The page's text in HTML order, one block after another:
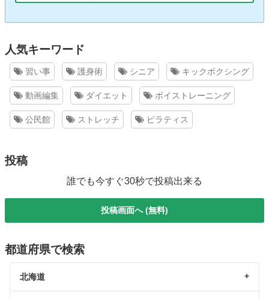
人気キーワード
習い事 護身術 シニア キックボクシング
動画編集 ダイエット ボイストレーニング
公民館 ストレッチ ピラティス
投稿
誰でも今すぐ30秒で投稿出来る
投稿画面へ (無料)
都道府県で検索
北海道